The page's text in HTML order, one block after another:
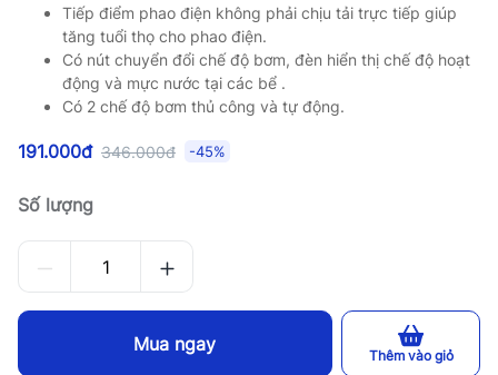
Tiếp điểm phao điện không phải chịu tải trực tiếp giúp
tăng tuổi thọ cho phao điện.
Có nút chuyển đổi chế độ bơm, đèn hiển thị chế độ hoạt
động và mực nước tại các bể .
Có 2 chế độ bơm thủ công và tự động.
191.000đ 346.000đ -45%
Số lượng
Mua ngay Thêm vào giỏ